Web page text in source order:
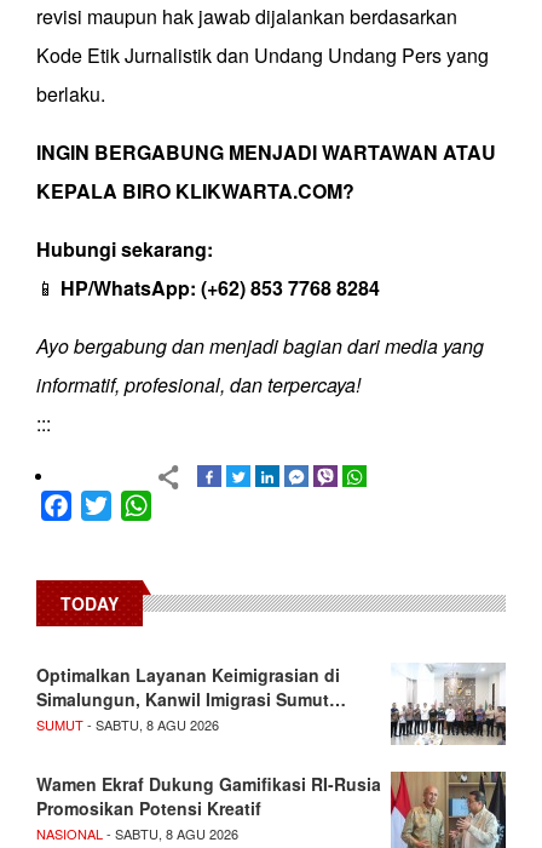
revisi maupun hak jawab dijalankan berdasarkan
Kode Etik Jurnalistik dan Undang Undang Pers yang
berlaku.
INGIN BERGABUNG MENJADI WARTAWAN ATAU
KEPALA BIRO KLIKWARTA.COM?
Hubungi sekarang:
📱 HP/WhatsApp: (+62) 853 7768 8284
Ayo bergabung dan menjadi bagian dari media yang
informatif, profesional, dan terpercaya!
:::
Facebook
Twitter
TODAY
Optimalkan Layanan Keimigrasian di
Simalungun, Kanwil Imigrasi Sumut…
SUMUT- SABTU, 8 AGU 2026
Wamen Ekraf Dukung Gamifikasi RI-Rusia
Promosikan Potensi Kreatif
NASIONAL - SABTU, 8 AGU 2026